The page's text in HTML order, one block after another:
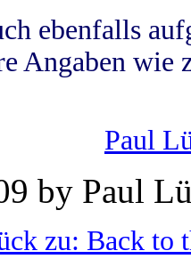
ebenfalls
Angaben wie
Paul
by Paul
zu: Back to